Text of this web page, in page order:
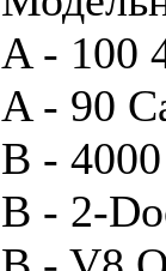
A - 100
A - 90
B -
B - 2-